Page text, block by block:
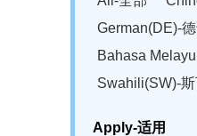
German(DE)-
Bahasa
Swahili(SW)-
Apply-适用